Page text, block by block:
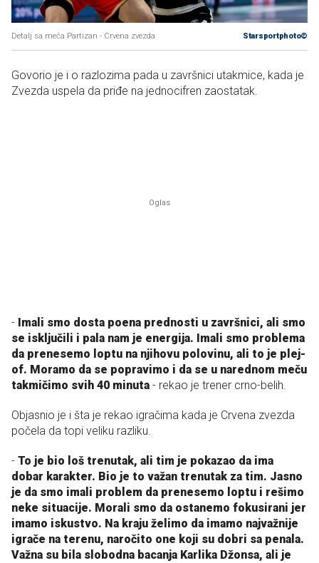
Detalj sa meča Partizan - Crvena zvezda Starsportphoto©
Govorio je i o razlozima pada u završnici utakmice, kada je
Zvezda uspela da priđe na jednocifren zaostatak.
- Imali smo dosta poena prednosti u završnici, ali smo
se isključili i pala nam je energija. Imali smo problema
da prenesemo loptu na njihovu polovinu, ali to je plej-
of. Moramo da se popravimo i da se u narednom meču
takmičimo svih 40 minuta - rekao je trener crno-belih.
Objasnio je i šta je rekao igračima kada je Crvena zvezda
počela da topi veliku razliku.
- To je bio loš trenutak, ali tim je pokazao da ima
dobar karakter. Bio je to važan trenutak za tim. Jasno
je da smo imali problem da prenesemo loptu i rešimo
neke situacije. Morali smo da ostanemo fokusirani jer
imamo iskustvo. Na kraju želimo da imamo najvažnije
igrače na terenu, naročito one koji su dobri sa penala.
Važna su bila slobodna bacanja Karlika Džonsa, ali je